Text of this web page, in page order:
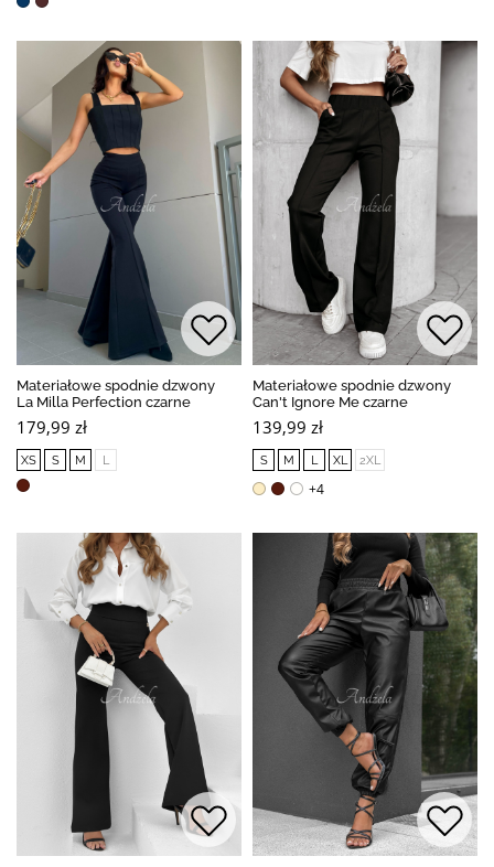
Materiałowe spodnie dzwony
La Milla Perfection czarne
179,99 zł
XS S M L
Materiałowe spodnie dzwony
Can't Ignore Me czarne
139,99 zł
S M L XL 2XL
+4